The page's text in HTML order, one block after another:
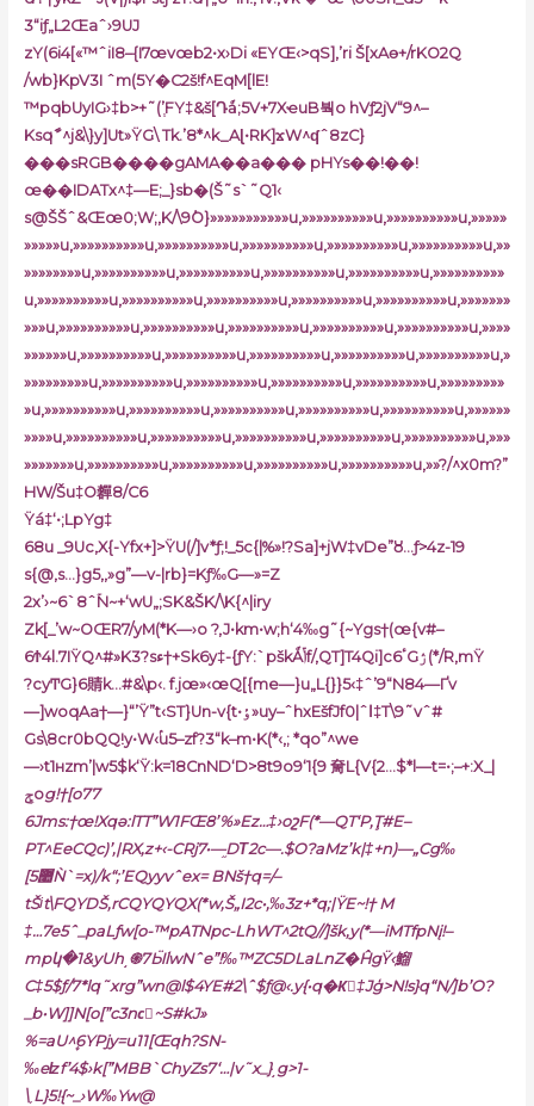
3“iƒ„L2Œaˆ›9UJ
zY(6i4[«™ˆiI8–{I7œvœb2•x›Di «EYŒ‹>qS],’ri Š[xAɵ+/rKO2Q
/wb}KpV3I ˆm(5Y�C2š!f^EqM[lE!
™pqbUyIG›‡b>+˜(’֧FY‡&š[Դǻ;5V+7XҽuB붝o hVƒ2jV“9^–
Ksqާˆ^j&\}y]Ut»ŸG\ Tk.’8*^k_Aɭ•RK]ϫW^ʠˆ8zC}
���sRGB����gAMA��a��� pHYs��!��!
œ��IDATx^‡—E;_}sb�(Š˜s`˜Q1‹
s@ŠŠˆ&Œœ0;W;,K/\9ٝO}»»»»»»»»»»»u,»»»»»»»»»»u,»»»»»»»»»»u,»»»»»
»»»»»u,»»»»»»»»»»u,»»»»»»»»»»u,»»»»»»»»»»u,»»»»»»»»»»u,»»»»»»»»»»u,»»
»»»»»»»»u,»»»»»»»»»»u,»»»»»»»»»»u,»»»»»»»»»»u,»»»»»»»»»»u,»»»»»»»»»»
u,»»»»»»»»»»u,»»»»»»»»»»u,»»»»»»»»»»u,»»»»»»»»»»u,»»»»»»»»»»u,»»»»»»»
»»»u,»»»»»»»»»»u,»»»»»»»»»»u,»»»»»»»»»»u,»»»»»»»»»»u,»»»»»»»»»»u,»»»»
»»»»»»u,»»»»»»»»»»u,»»»»»»»»»»u,»»»»»»»»»»u,»»»»»»»»»»u,»»»»»»»»»»u,»
»»»»»»»»»u,»»»»»»»»»»u,»»»»»»»»»»u,»»»»»»»»»»u,»»»»»»»»»»u,»»»»»»»»»
»u,»»»»»»»»»»u,»»»»»»»»»»u,»»»»»»»»»»u,»»»»»»»»»»u,»»»»»»»»»»u,»»»»»»
»»»»u,»»»»»»»»»»u,»»»»»»»»»»u,»»»»»»»»»»u,»»»»»»»»»»u,»»»»»»»»»»u,»»»
»»»»»»»u,»»»»»»»»»»u,»»»»»»»»»»u,»»»»»»»»»»u,»»»»»»»»»»u,»»?/^x0m?”
HW/Šu‡O奲8/C6
Ÿá‡‘•;LpYg‡
68u _9Uc,X{-Yfx+]>ŸU(/]v*ƒ;!_5c{|%»!?Sa]+jW‡vDe”ȣ…ƒ>4z-19
s{@‚s…}g5,,»g”—v-|rb}=Kƒ‰G—»=Z
2x’›~6`8ˆۡN~+‘wU„;SK&ŠK/\K{^|iry
Zk[_’w~OŒR7/yM(*K—›o ?,J•km•w;h‘4‰g˜{~Үgs†(œ{v#–
6Ϯ4l.7IŸQ^#»K3?sء†+Sk6y‡-{ƒY:`pškǺݴf/,QT]T4Qi]c6ٴGۯ(*/R,mŸ
?cyͲG}6䝼k…#&\p‹. f.jœ»‹œQ[{me—}u„L{}}5‹‡ˆʼ9“N84—Ґv
—]woqAa†—}“’Ÿ”t‹ST}Un-v{t•ٶ»uy–ˆhxEšfJf0|ˆا‡T\9˜vˆ#
Gs\8cr0bQQ!y•W‹ۢu5–zf?3“k–m•K(*‹,; *qo”^we
—›t1нzm’|w5$k‘Ÿ:k=18CnND‘D>8t9o9‘1{9 奝L{V{2…$*l—t=•;–+:X_|
ݮog!†[o77
6Jms:†œ!Xqǝ:lTT”W1FŒ8’%»Ez…‡›oշF(*—QT‘P,Ţ#E–
PT^EeCQc)’,|RX‚z+‹-CRj7•—֦DΤ2c—.$O?aMz’k|‡+n)—„Cg‰
[޺5Ǹ`=x)/k“;’EQyyvˆex= BNš†q=/–
tŠʲt\FQYDŠ‚rCQYQYQX(*w,Š„I2c•,‰3z+*q;|ŸE~!† M
‡…7e5ˆ_paLƒw[o-™pATNpc-LhWT^2tQ//]šk,y(*—iMTfpNį!–
mpկ�1&yUh͵֍7Ӹl֬wNˆe”!‰™ZC5DLaLnZ�ĤgŸ‹鰡
C‡5$ƒ/7*lq˜xrg”wn@l$4YE#2\ˆ$ƒ@‹.y{•q�Kِ‡Jģ>N!s}q“N/]b’O?
_b•W]]N[o[”c3ncٰ~S#kJ»
%=aU^۪6YPjy=u11[Œqh?SN-
‰eʫf’4$›k[”MBB`ChyZs7‘…|v˜x_}͵g>1-
\˯L}5!{~_›W‰Yw@